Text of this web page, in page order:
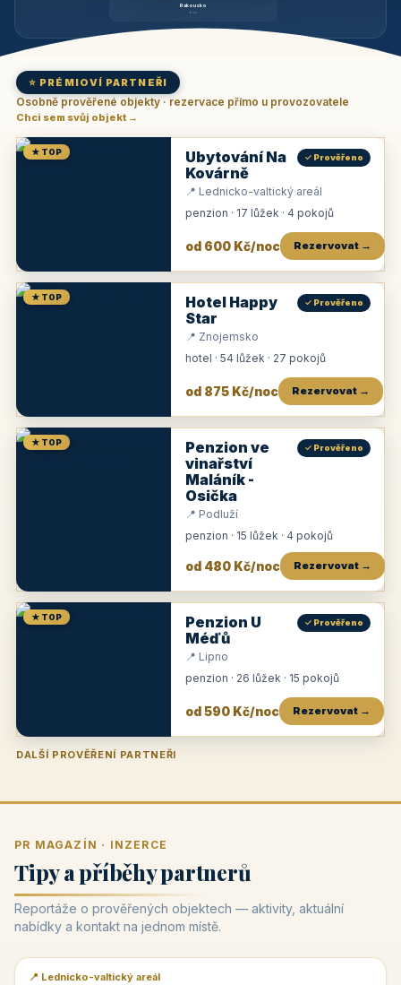
Rakousko
brzy
⭐ PRÉMIOVÍ PARTNEŘI
Osobně prověřené objekty · rezervace přímo u provozovatele
Chci sem svůj objekt →
★ TOP
Ubytování Na
Kovárně
✓ Prověřeno
📍 Lednicko-valtický areál
penzion · 17 lůžek · 4 pokojů
od 600 Kč/noc Rezervovat →
★ TOP
Hotel Happy
Star
✓ Prověřeno
📍 Znojemsko
hotel · 54 lůžek · 27 pokojů
od 875 Kč/noc Rezervovat →
★ TOP
Penzion ve
vinařství
Maláník -
Osička
✓ Prověřeno
📍 Podluží
penzion · 15 lůžek · 4 pokojů
od 480 Kč/noc Rezervovat →
★ TOP
Penzion U
Méďů
✓ Prověřeno
📍 Lipno
penzion · 26 lůžek · 15 pokojů
od 590 Kč/noc Rezervovat →
DALŠÍ PROVĚŘENÍ PARTNEŘI
Penzion U Zámku Pension Faber
PR MAGAZÍN · INZERCE
Tipy a příběhy partnerů
Reportáže o prověřených objektech — aktivity, aktuální
nabídky a kontakt na jednom místě.
📰 PR článek
📍 Lednicko-valtický areál